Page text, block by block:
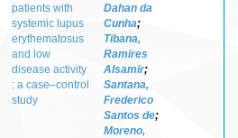
patients with
systemic lupus
erythematosus
and low
disease activity
: a case–control
study
Dahan da
Cunha;
Tibana,
Ramires
Alsamir;
Santana,
Frederico
Santos de;
Moreno,